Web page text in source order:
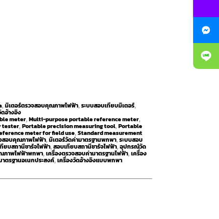
,มิเตอร์ตรวจสอบคุณภาพไฟฟ้า,ระบบสอบเทียบมิเตอร์,
ดอ้างอิง
meter,Multi-purpose portable reference meter,
tester,Portable precision measuring tool,Portable
meter for field use,Standard measurement
สอบคุณภาพไฟฟ้า,มิเตอร์วัดค่ามาตรฐานพกพา,ระบบสอบ
ยบสถานีชาร์จไฟฟ้า,สอบเทียบสถานีชาร์จไฟฟ้า,อุปกรณ์วัด
าพไฟฟ้าพกพา,เครื่องตรวจสอบค่ามาตรฐานไฟฟ้า,เครื่อง
าตรฐานอเนกประสงค์,เครื่องวัดอ้างอิงแบบพกพา